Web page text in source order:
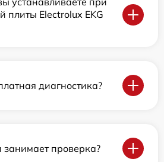
плиты Electrolux EKG
диагностика?
проверка?